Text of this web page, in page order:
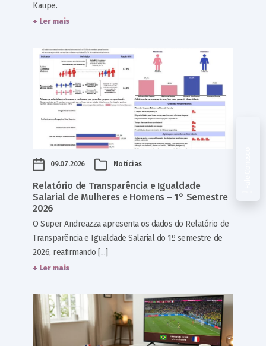
Kaupe.
+ Ler mais
09.07.2026 Notícias
Relatório de Transparência e Igualdade
Salarial de Mulheres e Homens – 1° Semestre
2026
O Super Andreazza apresenta os dados do Relatório de
Transparência e Igualdade Salarial do 1º semestre de
2026, reafirmando [...]
+ Ler mais